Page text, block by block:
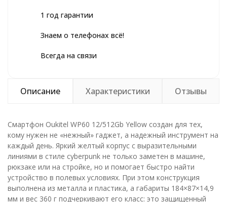
1 год гарантии
Знаем о телефонах всё!
Всегда на связи
Описание Характеристики Отзывы
Смартфон Oukitel WP60 12/512Gb Yellow создан для тех,
кому нужен не «нежный» гаджет, а надежный инструмент на
каждый день. Яркий желтый корпус с выразительными
линиями в стиле cyberpunk не только заметен в машине,
рюкзаке или на стройке, но и помогает быстро найти
устройство в полевых условиях. При этом конструкция
выполнена из металла и пластика, а габариты 184×87×14,9
мм и вес 360 г подчеркивают его класс: это защищенный